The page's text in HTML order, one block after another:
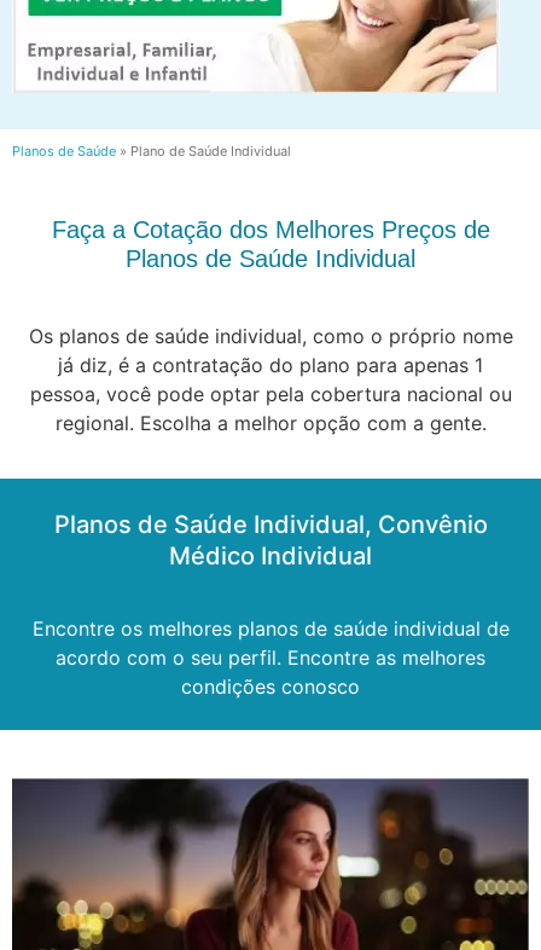
Planos de Saúde » Plano de Saúde Individual
Faça a Cotação dos Melhores Preços de
Planos de Saúde Individual
Os planos de saúde individual, como o próprio nome
já diz, é a contratação do plano para apenas 1
pessoa, você pode optar pela cobertura nacional ou
regional. Escolha a melhor opção com a gente.
Planos de Saúde Individual, Convênio
Médico Individual
Encontre os melhores planos de saúde individual de
acordo com o seu perfil. Encontre as melhores
condições conosco